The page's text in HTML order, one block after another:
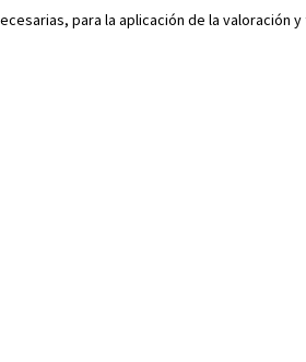
para la aplicación de la valoración